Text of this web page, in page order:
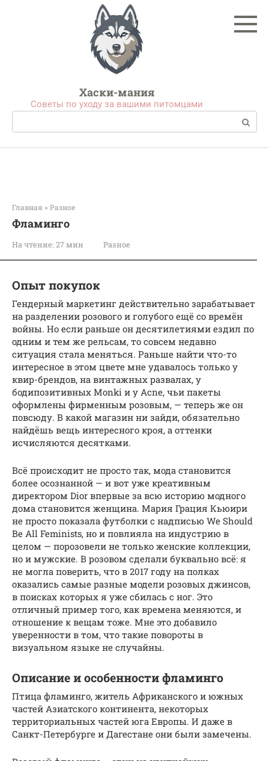
Хаски-мания
Советы по уходу за вашими питомцами
Поиск:
Главная » Разное
Фламинго
На чтение: 27 мин Разное
Опыт покупок
Гендерный маркетинг действительно зарабатывает
на разделении розового и голубого ещё со времён
войны. Но если раньше он десятилетиями ездил по
одним и тем же рельсам, то совсем недавно
ситуация стала меняться. Раньше найти что-то
интересное в этом цвете мне удавалось только у
квир-брендов, на винтажных развалах, у
бодипозитивных Monki и у Acne, чьи пакеты
оформлены фирменным розовым, — теперь же он
повсюду. В какой магазин ни зайди, обязательно
найдёшь вещь интересного кроя, а оттенки
исчисляются десятками.
Всё происходит не просто так, мода становится
более осознанной — и вот уже креативным
директором Dior впервые за всю историю модного
дома становится женщина. Мария Грация Кьюири
не просто показала футболки с надписью We Should
Be All Feminists, но и повлияла на индустрию в
целом — порозовели не только женские коллекции,
но и мужские. В розовом сделали буквально всё: я
не могла поверить, что в 2017 году на полках
оказались самые разные модели розовых джинсов,
в поисках которых я уже сбилась с ног. Это
отличный пример того, как времена меняются, и
отношение к вещам тоже. Мне это добавило
уверенности в том, что такие повороты в
визуальном языке не случайны.
Описание и особенности фламинго
Птица фламинго, житель Африканского и южных
частей Азиатского континента, некоторых
территориальных частей юга Европы. И даже в
Санкт-Петербурге и Дагестане они были замечены.